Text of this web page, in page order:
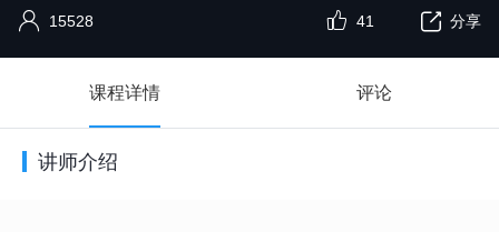
15528 分享
41
课程详情 评论
讲师介绍